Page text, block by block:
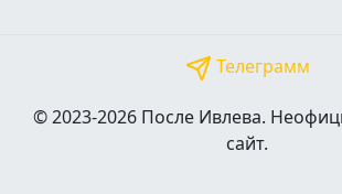
Телеграмм
© 2023-2026 После Ивлева.
сайт.